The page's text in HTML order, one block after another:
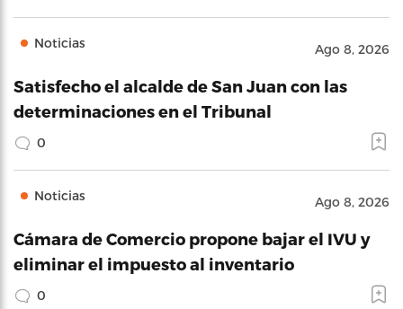
Noticias Ago 8, 2026
Satisfecho el alcalde de San Juan con las
determinaciones en el Tribunal
0
Noticias Ago 8, 2026
Cámara de Comercio propone bajar el IVU y
eliminar el impuesto al inventario
0